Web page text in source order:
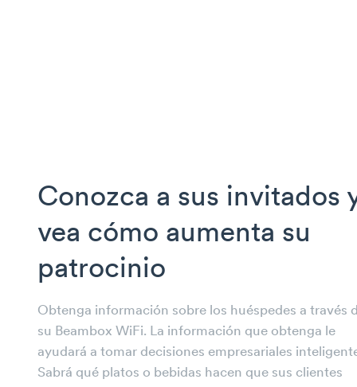
Conozca a sus invitados
vea cómo aumenta su
patrocinio
Obtenga información sobre los huéspedes a través
su Beambox WiFi. La información que obtenga le
ayudará a tomar decisiones empresariales
Sabrá qué platos o bebidas hacen que sus clientes